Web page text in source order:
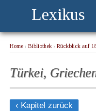
Lexikus
Home › Bibliothek › Rückblick auf
Türkei,
‹ Kapitel zurück